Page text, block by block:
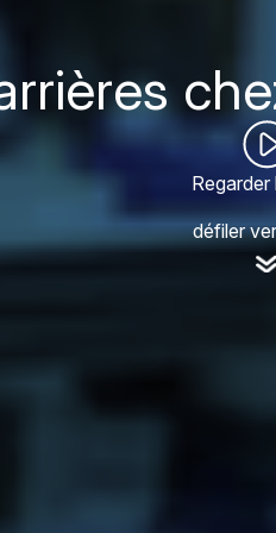
Regarder
défiler